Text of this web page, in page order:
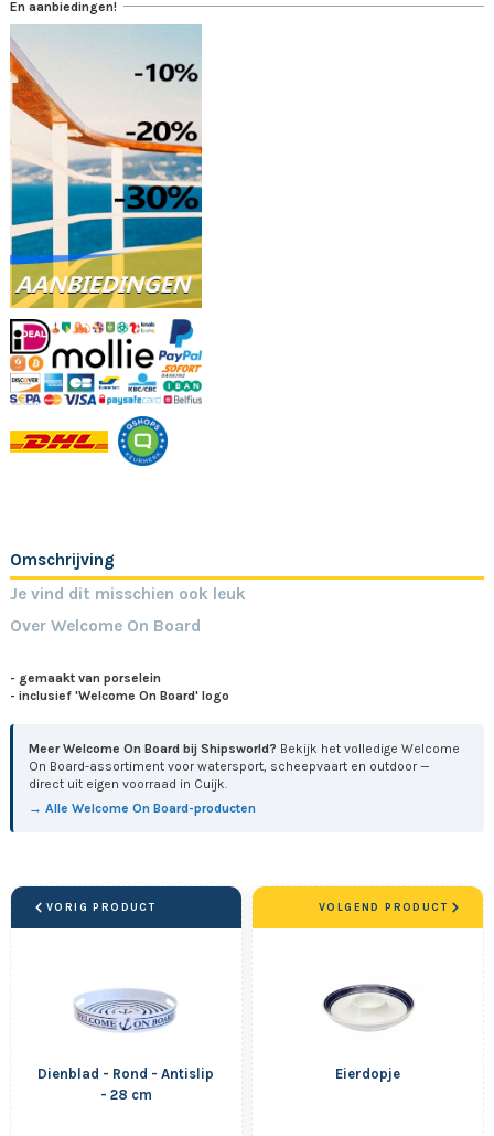
En aanbiedingen!
Omschrijving
Je vind dit misschien ook leuk
Over Welcome On Board
- gemaakt van porselein
- inclusief 'Welcome On Board' logo
Meer Welcome On Board bij Shipsworld? Bekijk het volledige Welcome
On Board-assortiment voor watersport, scheepvaart en outdoor —
direct uit eigen voorraad in Cuijk.
→ Alle Welcome On Board-producten
VORIG PRODUCT
Dienblad - Rond - Antislip
- 28 cm
Eierdopje
VOLGEND PRODUCT